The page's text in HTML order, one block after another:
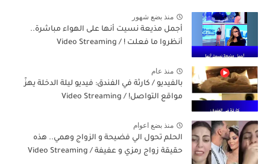
منذ بضع شهور
أجمل مذيعة نسيت أنها على الهواء مباشرة..
أنظروا ما فعلت ! / Video Streaming
منذ عام
بالفيديو / كارثة في الفندق: فيديو ليلة الدخلة يهزّ
مواقع التواصل! / Video Streaming
منذ بضع اعوام
الحلم تحول الي فضيحة و الزواج وهمي.. هذه
حقيقة زواج رمزي و عفيفة / Video Streaming